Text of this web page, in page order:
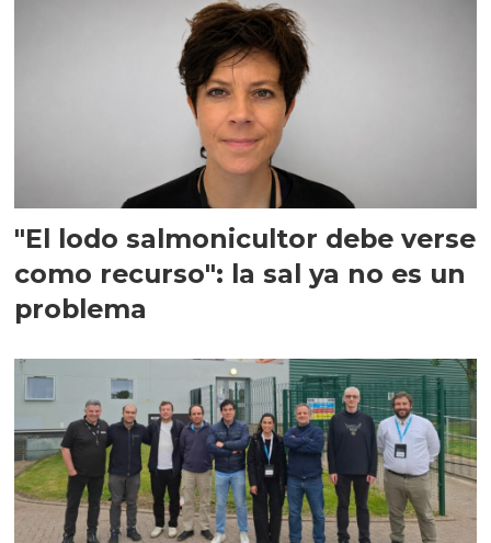
"El lodo salmonicultor debe verse
como recurso": la sal ya no es un
problema